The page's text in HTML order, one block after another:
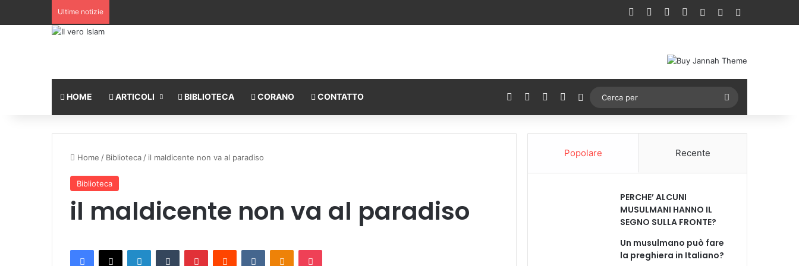
Ultime notizie Facebook You TubeInstagram
AccediUn articolo a
HOME ARTICOLI BIBLIOTECA CORANO CONTATTO Facebook You TubeInstagram
Cambia aspetto
per
Home / Biblioteca / il maldicente non va al paradiso
Biblioteca
il maldicente non va al paradiso
Popolare Recente
PERCHE’ ALCUNI
MUSULMANI HANNO IL
SEGNO SULLA FRONTE?
Un musulmano può fare
la preghiera in Italiano?